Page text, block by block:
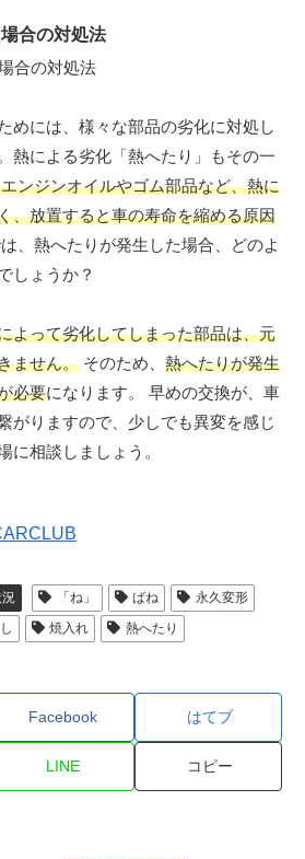
合の対処法
めには、様々な部品の劣化に対処し
熱による劣化「熱へたり」もその一
ンジンオイルやゴム部品など、熱に
、放置すると車の寿命を縮める原因
、熱へたりが発生した場合、どのよ
しょうか？
よって劣化してしまった部品は、元
ません。 そのため、 熱へたりが発生
必要になります。 早めの交換が、車
がりますので、少しでも異変を感じ
に相談しましょう。
「ね」 ばね
永久変形
焼入れ
熱へたり
Facebook はてブ
LINE コピー